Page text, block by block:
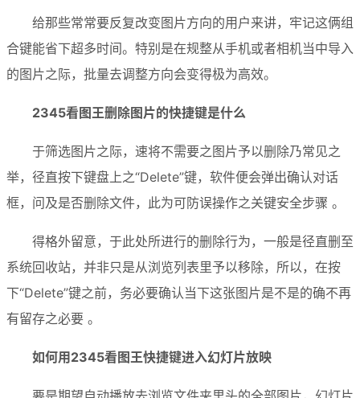
给那些常常要反复改变图片方向的用户来讲，牢记这俩组
合键能省下超多时间。特别是在规整从手机或者相机当中导入
的图片之际，批量去调整方向会变得极为高效。
2345看图王删除图片的快捷键是什么
于筛选图片之际，速将不需要之图片予以删除乃常见之
举，径直按下键盘上之“Delete”键，软件便会弹出确认对话
框，问及是否删除文件，此为可防误操作之关键安全步骤 。
得格外留意，于此处所进行的删除行为，一般是径直删至
系统回收站，并非只是从浏览列表里予以移除，所以，在按
下“Delete”键之前，务必要确认当下这张图片是不是的确不再
有留存之必要 。
如何用2345看图王快捷键进入幻灯片放映